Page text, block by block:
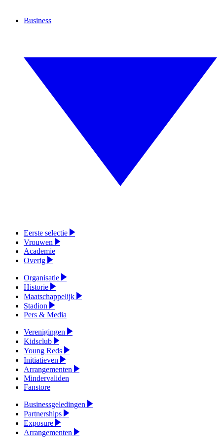
Business
Eerste selectie
Vrouwen
Academie
Overig
Organisatie
Historie
Maatschappelijk
Stadion
Pers & Media
Verenigingen
Kidsclub
Young Reds
Initiatieven
Arrangementen
Mindervaliden
Fanstore
Businessgeledingen
Partnerships
Exposure
Arrangementen